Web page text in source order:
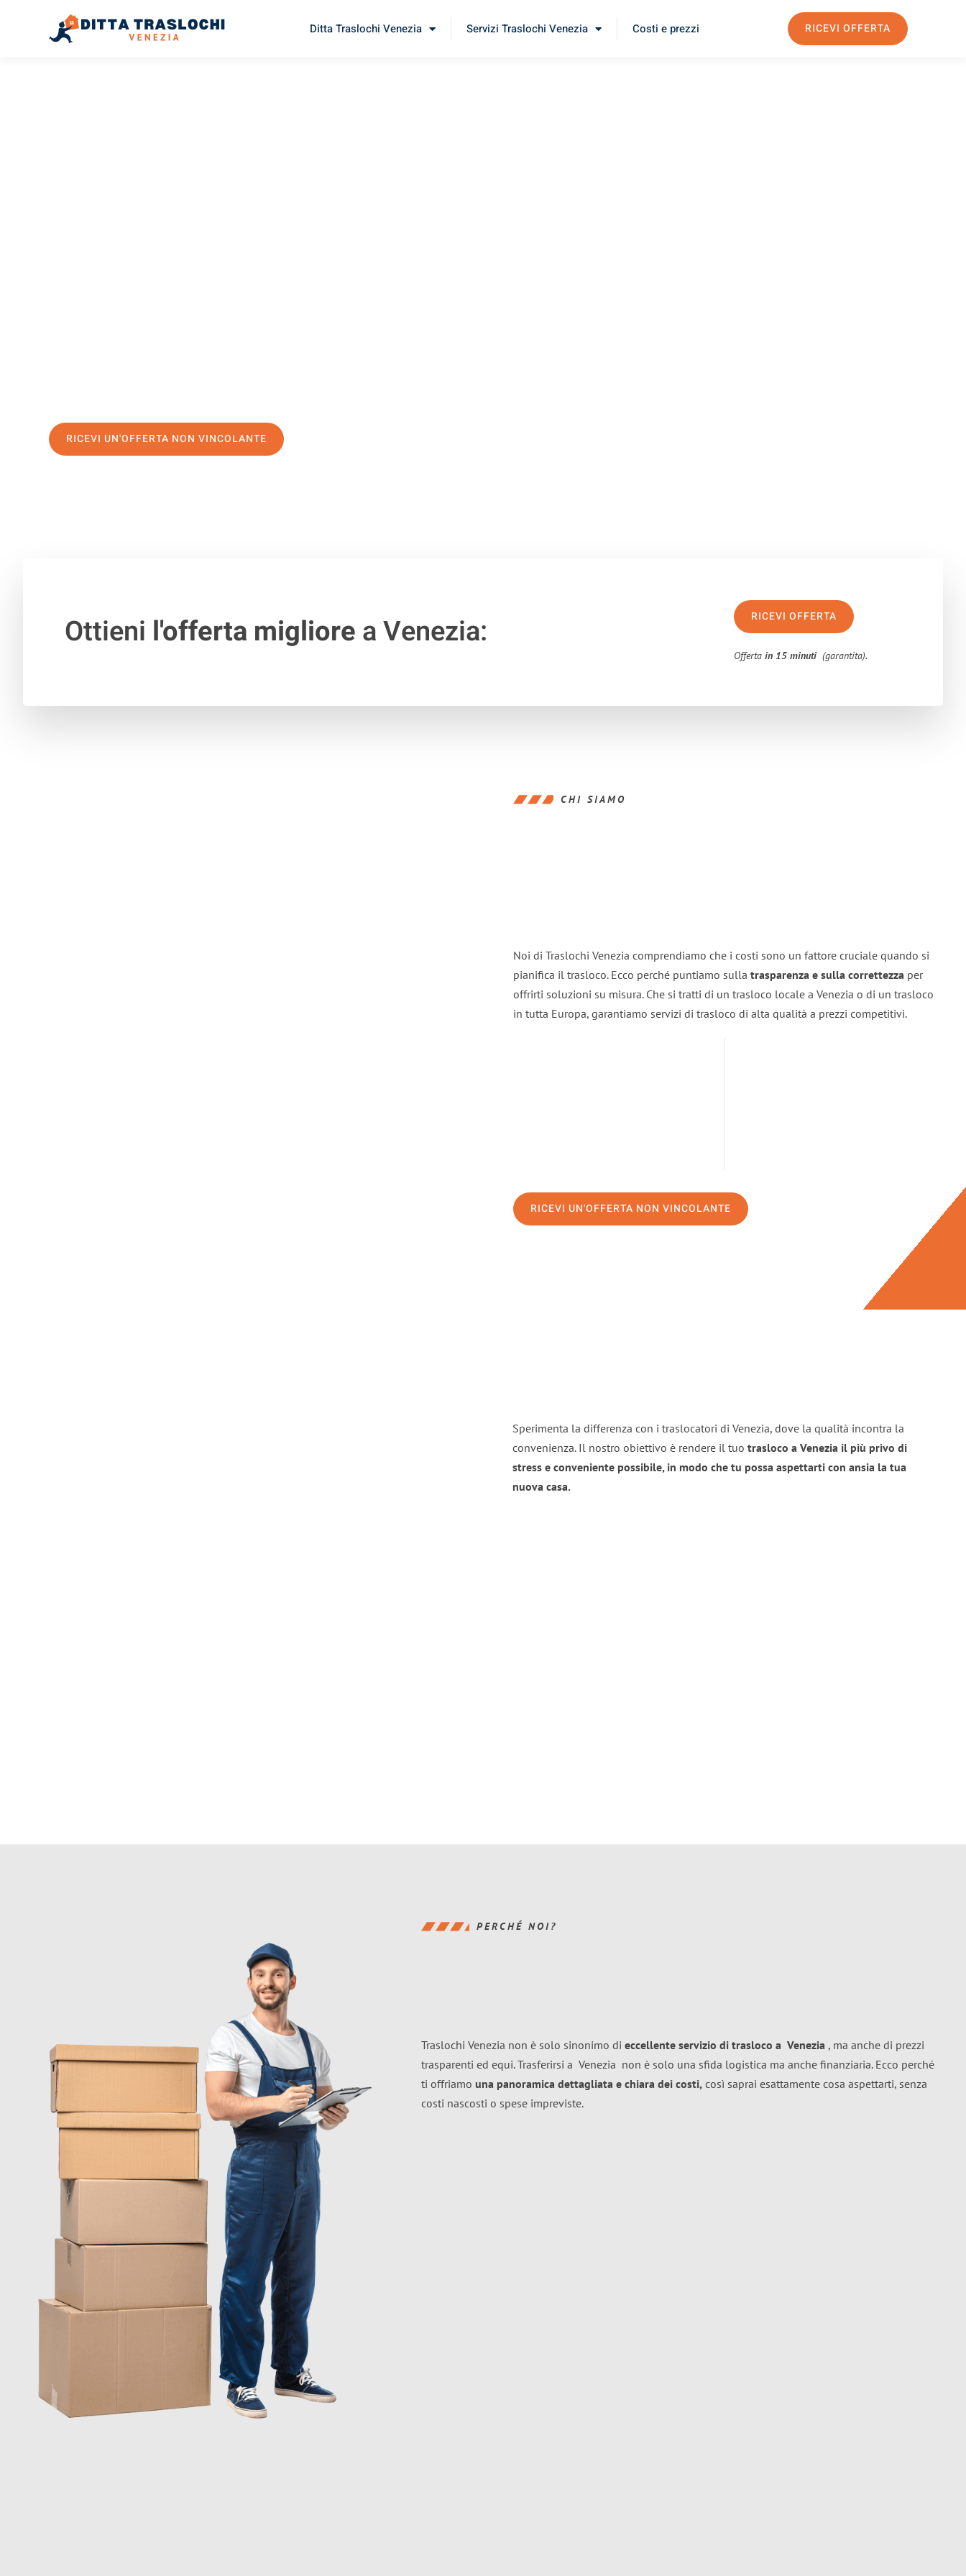
Ditta Traslochi Venezia Servizi Traslochi Venezia Costi e prezzi RICEVI OFFERTA
RICEVI UN'OFFERTA NON VINCOLANTE
Ottieni l'offerta migliorea Venezia: RICEVI OFFERTA
Offertain 15 minuti (garantita).
CHI SIAMO
Noi di Traslochi Venezia comprendiamo che i costi sono un fattore cruciale quando si
pianifica il trasloco. Ecco perché puntiamo sulla trasparenza e sulla correttezza per
offrirti soluzioni su misura. Che si tratti di un trasloco locale a Venezia o di un trasloco
in tutta Europa, garantiamo servizi di trasloco di alta qualità a prezzi competitivi.
RICEVI UN'OFFERTA NON VINCOLANTE
Sperimenta la differenza con i traslocatori di Venezia, dove la qualità incontra la
convenienza. Il nostro obiettivo è rendere il tuo trasloco a Venezia il più privo di
stress e conveniente possibile, in modo che tu possa aspettarti con ansia la tua
nuova casa.
PERCHÉ NOI?
Traslochi Venezia non è solo sinonimo di eccellente servizio di trasloco a Venezia , ma anche di prezzi
trasparenti ed equi. Trasferirsi a Venezia non è solo una sfida logistica ma anche finanziaria. Ecco perché
ti offriamo una panoramica dettagliata e chiara dei costi, così saprai esattamente cosa aspettarti, senza
costi nascosti o spese impreviste.